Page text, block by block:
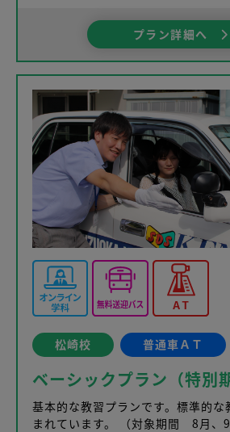
プラン詳細へ
松崎校 普通車ＡＴ
ベーシックプラン（特別
基本的な教習プランです。標準的な
まれています。 （対象期間 8月、